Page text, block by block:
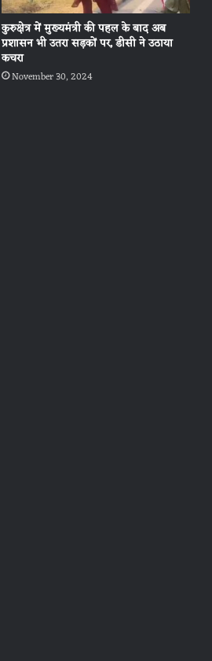
कुरुक्षेत्र में मुख्यमंत्री की पहल के बाद अब
प्रशासन भी उतरा सड़कों पर, डीसी ने उठाया
कचरा
November 30, 2024